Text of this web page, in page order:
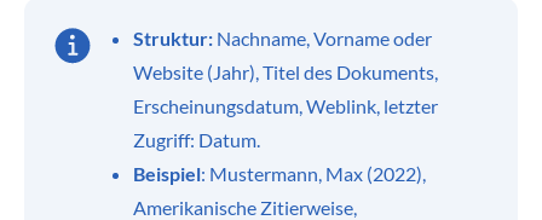
Struktur: Nachname, Vorname oder
Website (Jahr), Titel des Dokuments,
Erscheinungsdatum, Weblink, letzter
Zugriff: Datum.
Beispiel: Mustermann, Max (2022),
Amerikanische Zitierweise,